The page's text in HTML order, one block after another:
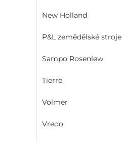
New Holland
P&L zemědělské stroje
Sampo Rosenlew
Tierre
Volmer
Vredo